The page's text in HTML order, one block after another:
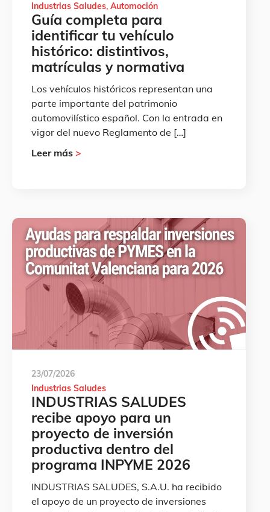
Industrias Saludes Automoción
Guía completa para
identificar tu vehículo
histórico: distintivos,
matrículas y normativa
Los vehículos históricos representan una
parte importante del patrimonio
automovilístico español. Con la entrada en
vigor del nuevo Reglamento de […]
Leer más >
23/07/2026
Industrias Saludes
INDUSTRIAS SALUDES
recibe apoyo para un
proyecto de inversión
productiva dentro del
programa INPYME 2026
INDUSTRIAS SALUDES, S.A.U. ha recibido
el apoyo de un proyecto de inversiones